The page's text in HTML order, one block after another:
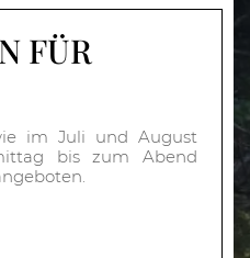
FÜR
im Juli und August
bis zum Abend